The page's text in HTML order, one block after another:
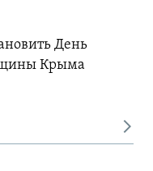
День
Крыма